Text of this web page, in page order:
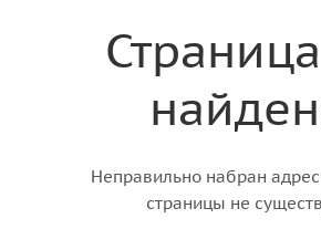
Неправильно набран
страницы не